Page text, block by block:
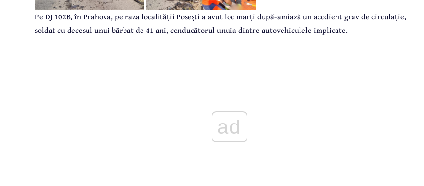
Pe DJ 102B, în Prahova, pe raza localității Posești a avut loc marți după-amiază un accdient grav de circulație,
soldat cu decesul unui bărbat de 41 ani, conducătorul unuia dintre autovehiculele implicate.
ad